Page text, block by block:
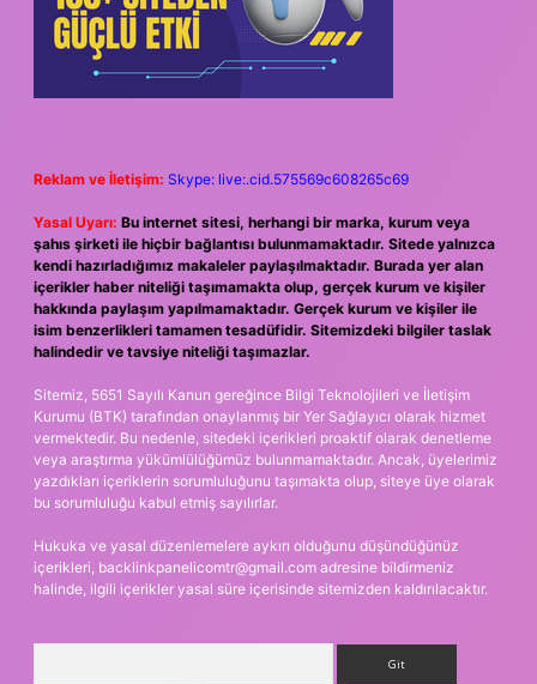
Reklam ve İletişim: Skype: live:.cid.575569c608265c69
Yasal Uyarı: Bu internet sitesi, herhangi bir marka, kurum veya
şahıs şirketi ile hiçbir bağlantısı bulunmamaktadır. Sitede yalnızca
kendi hazırladığımız makaleler paylaşılmaktadır. Burada yer alan
içerikler haber niteliği taşımamakta olup, gerçek kurum ve kişiler
hakkında paylaşım yapılmamaktadır. Gerçek kurum ve kişiler ile
isim benzerlikleri tamamen tesadüfidir. Sitemizdeki bilgiler taslak
halindedir ve tavsiye niteliği taşımazlar.
Sitemiz, 5651 Sayılı Kanun gereğince Bilgi Teknolojileri ve İletişim
Kurumu (BTK) tarafından onaylanmış bir Yer Sağlayıcı olarak hizmet
vermektedir. Bu nedenle, sitedeki içerikleri proaktif olarak denetleme
veya araştırma yükümlülüğümüz bulunmamaktadır. Ancak, üyelerimiz
yazdıkları içeriklerin sorumluluğunu taşımakta olup, siteye üye olarak
bu sorumluluğu kabul etmiş sayılırlar.
Hukuka ve yasal düzenlemelere aykırı olduğunu düşündüğünüz
içerikleri, backlinkpanelicomtr@gmail.com adresine bildirmeniz
halinde, ilgili içerikler yasal süre içerisinde sitemizden kaldırılacaktır.